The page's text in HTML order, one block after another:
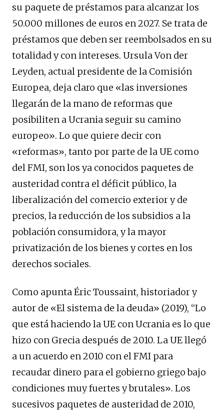
su paquete de préstamos para alcanzar los
50.000 millones de euros en 2027. Se trata de
préstamos que deben ser reembolsados ​​en su
totalidad y con intereses. Ursula Von der
Leyden, actual presidente de la Comisión
Europea, deja claro que «las inversiones
llegarán de la mano de reformas que
posibiliten a Ucrania seguir su camino
europeo». Lo que quiere decir con
«reformas», tanto por parte de la UE como
del FMI, son los ya conocidos paquetes de
austeridad contra el déficit público, la
liberalización del comercio exterior y de
precios, la reducción de los subsidios a la
población consumidora, y la mayor
privatización de los bienes y cortes en los
derechos sociales.
Como apunta Éric Toussaint, historiador y
autor de «El sistema de la deuda» (2019), “Lo
que está haciendo la UE con Ucrania es lo que
hizo con Grecia después de 2010. La UE llegó
a un acuerdo en 2010 con el FMI para
recaudar dinero para el gobierno griego bajo
condiciones muy fuertes y brutales». Los
sucesivos paquetes de austeridad de 2010,